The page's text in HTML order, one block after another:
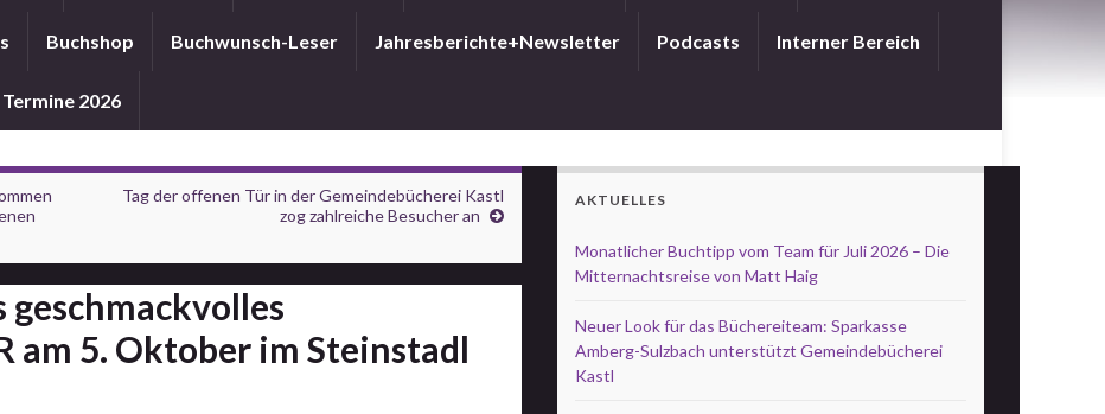
Buchshop Buchwunsch-Leser Jahresberichte+Newsletter Podcasts Interner Bereich
Termine 2026
Tag der offenen Tür in der Gemeindebücherei Kastl
zog zahlreiche Besucher an
am 5. Oktober im Steinstadl
AKTUELLES
Monatlicher Buchtipp vom Team für Juli 2026 – Die
Mitternachtsreise von Matt Haig
Neuer Look für das Büchereiteam: Sparkasse
Amberg-Sulzbach unterstützt Gemeindebücherei
Kastl